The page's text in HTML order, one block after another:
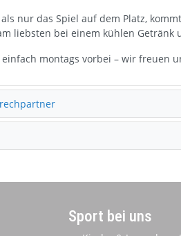
nur das Spiel auf dem Platz,
liebsten bei einem kühlen Getränk
einfach montags vorbei – wir freuen
Sport bei uns